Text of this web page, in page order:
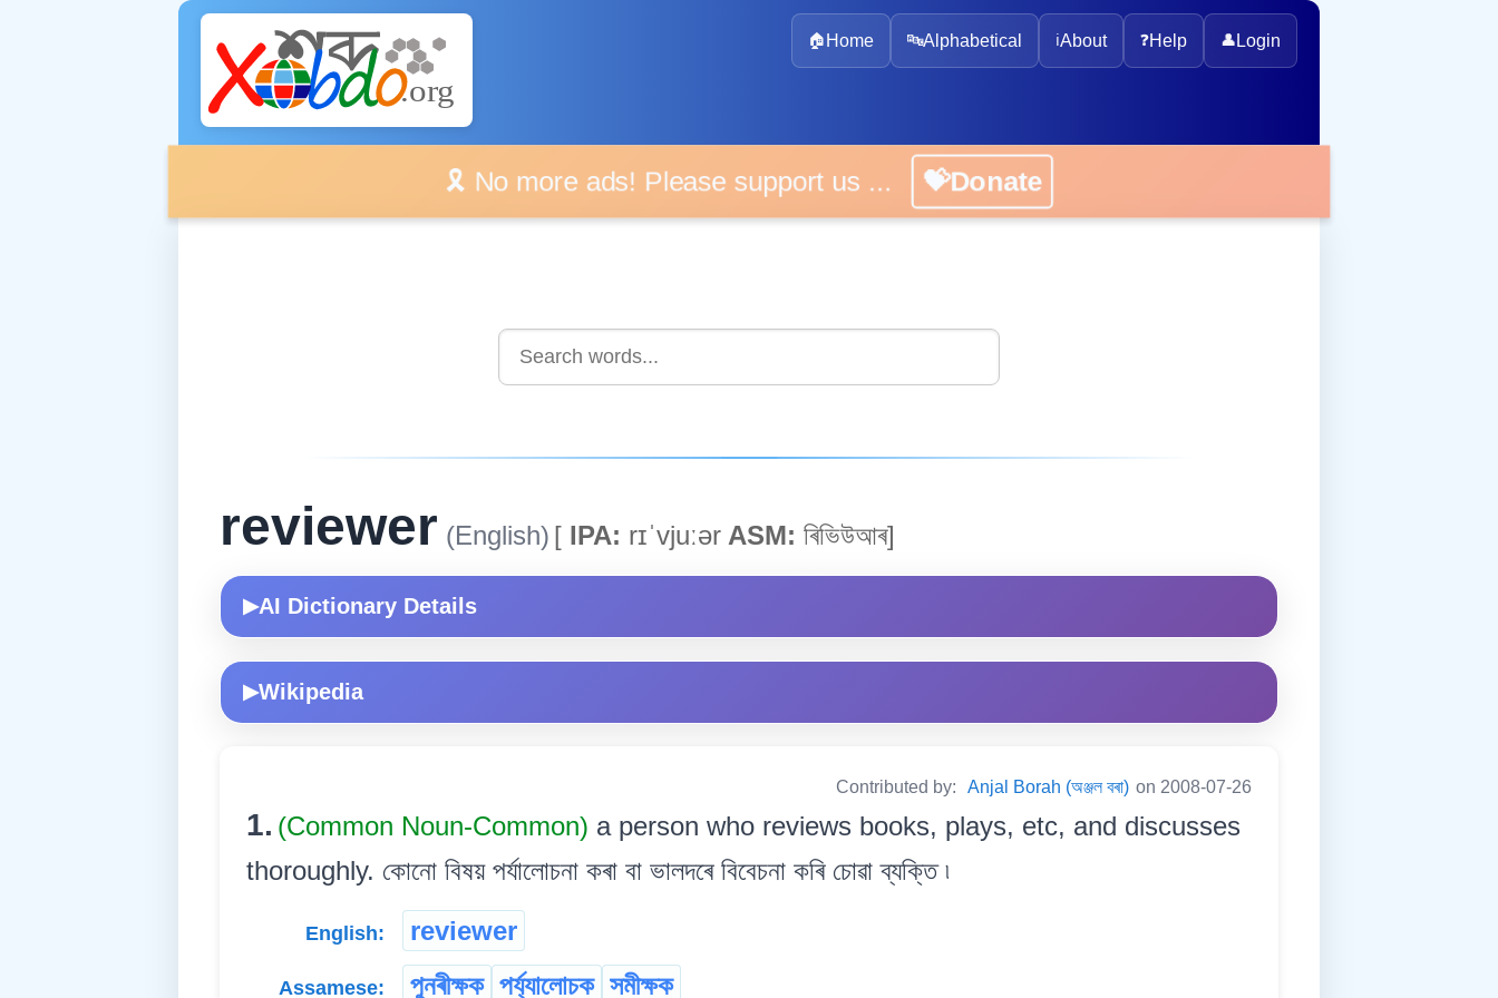
🏠 Home 🔤Alphabetical ℹ️About ❓Help 👤 Login
🎗️ No more ads! Please support us ... 💝Donate
reviewer (English) [ IPA: rɪˈvjuːər ASM: ৰিভিউআৰ]
▶AI Dictionary Details
▶Wikipedia
Contributed by: Anjal Borah (অঞ্জল বৰা) on 2008-07-26
1. (Common Noun-Common) a person who reviews books, plays, etc, and discusses
thoroughly. কোনো বিষয় পৰ্যালোচনা কৰা বা ভালদৰে বিবেচনা কৰি চোৱা ব্যক্তি ৷
English: reviewer
Assamese: পুনৰীক্ষক পৰ্য্যালোচক সমীক্ষক